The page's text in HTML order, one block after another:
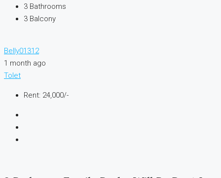
3 Bathrooms
3 Balcony
Belly01312
1 month ago
Tolet
Rent: 24,000/-